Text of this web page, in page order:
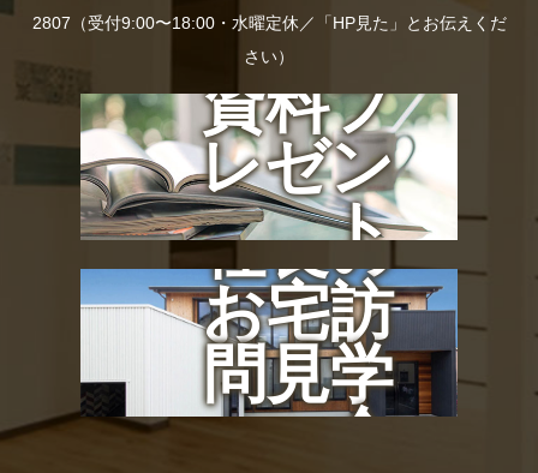
2807（受付9:00〜18:00・水曜定休／「HP見た」とお伝えくだ
さい）
資料プ
レゼン
ト
社長の
お宅訪
問見学
会